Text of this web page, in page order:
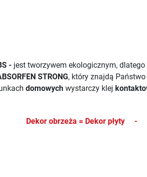
- jest tworzywem ekologicznym,
STRONG, który znajdą
domowych wystarczy klej
Dekor obrzeża = Dekor płyty -